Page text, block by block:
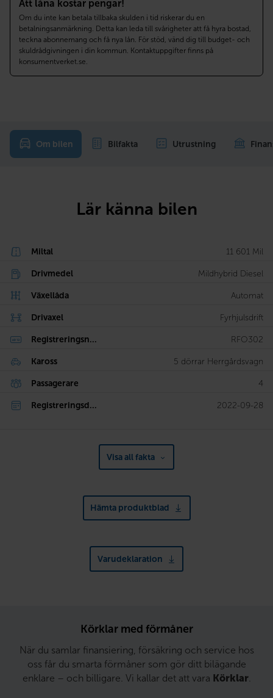
Att låna kostar pengar!
Om du inte kan betala tillbaka skulden i tid riskerar du en
betalningsanmärkning. Detta kan leda till svårigheter att få hyra bostad,
teckna abonnemang och få nya lån. För stöd, vänd dig till budget- och
skuldrådgivningen i din kommun. Kontaktuppgifter finns på
konsumentverket.se.
Om bilen Bilfakta Utrustning
Lär känna bilen
Miltal 11 601 Mil
Drivmedel Mildhybrid Diesel
Växellåda Automat
Drivaxel Fyrhjulsdrift
Registreringsn... RFO302
Kaross 5 dörrar Herrgårdsvagn
Passagerare 4
Registreringsd... 2022-09-28
Visa all fakta
Hämta produktblad
Varudeklaration
Körklar med förmåner
När du samlar finansiering, försäkring och service hos
oss får du smarta förmåner som gör ditt bilägande
enklare – och billigare. Vi kallar det att vara Körklar.